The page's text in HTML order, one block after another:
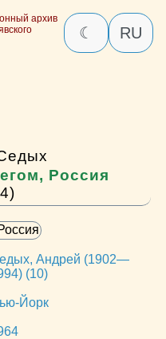
архив
☾ RU
Россия
Андрей (1902—
(10)
Йорк